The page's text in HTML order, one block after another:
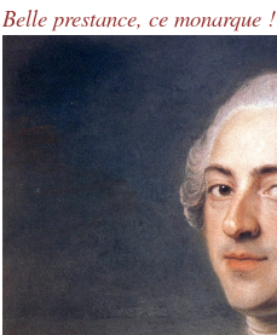
Belle prestance, ce monarque !